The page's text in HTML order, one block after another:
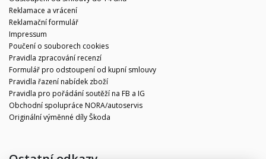
Reklamace a vrácení
Reklamační formulář
Impressum
Poučení o souborech cookies
Pravidla zpracování recenzí
Formulář pro odstoupení od kupní smlouvy
Pravidla řazení nabídek zboží
Pravidla pro pořádání soutěží na FB a IG
Obchodní spolupráce NORA/autoservis
Originální výměnné díly Škoda